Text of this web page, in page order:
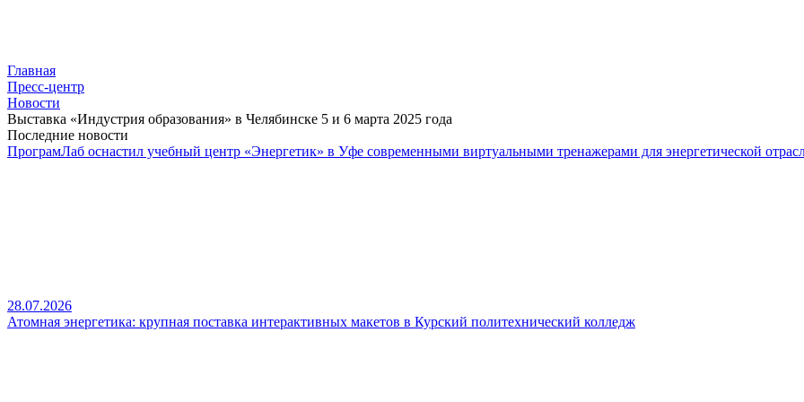
Главная
Пресс-центр
Новости
Выставка «Индустрия образования» в Челябинске 5 и 6 марта 2025 года
Последние новости
ПрограмЛаб оснастил учебный центр «Энергетик» в Уфе современными виртуальными тренажерами для энергетической
28.07.2026
Атомная энергетика: крупная поставка интерактивных макетов в Курский политехнический колледж